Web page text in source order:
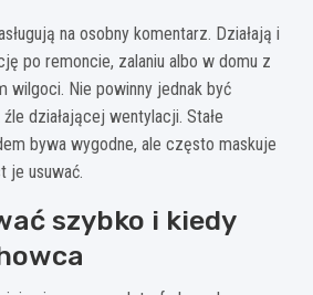
na osobny komentarz. Działają i
po remoncie, zalaniu albo w domu z
wilgoci. Nie powinny jednak być
działającej wentylacji. Stałe
bywa wygodne, ale często maskuje
je usuwać.
szybko i kiedy